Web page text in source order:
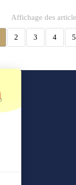
Affichage des
2 3 4 5